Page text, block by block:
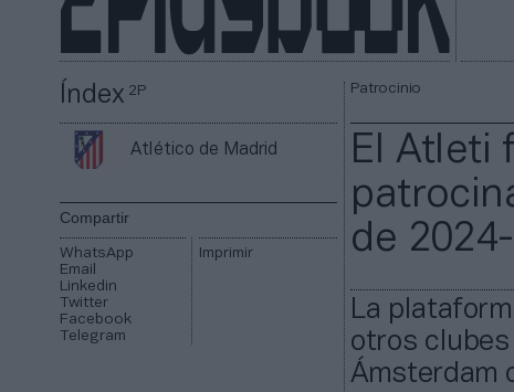
Índex2P
Atlético de Madrid
Compartir
WhatsApp
Email
Linkedin
Twitter
Facebook
Telegram
Imprimir
Patrocinio
El Atleti
de
La
otros clubes
Ámsterdam